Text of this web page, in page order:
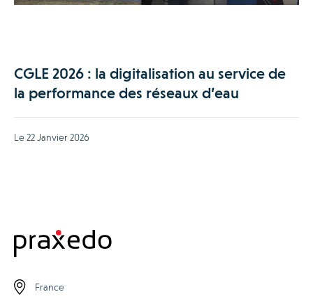
CGLE 2026 : la digitalisation au service de
la performance des réseaux d’eau
Le 22 Janvier 2026
France